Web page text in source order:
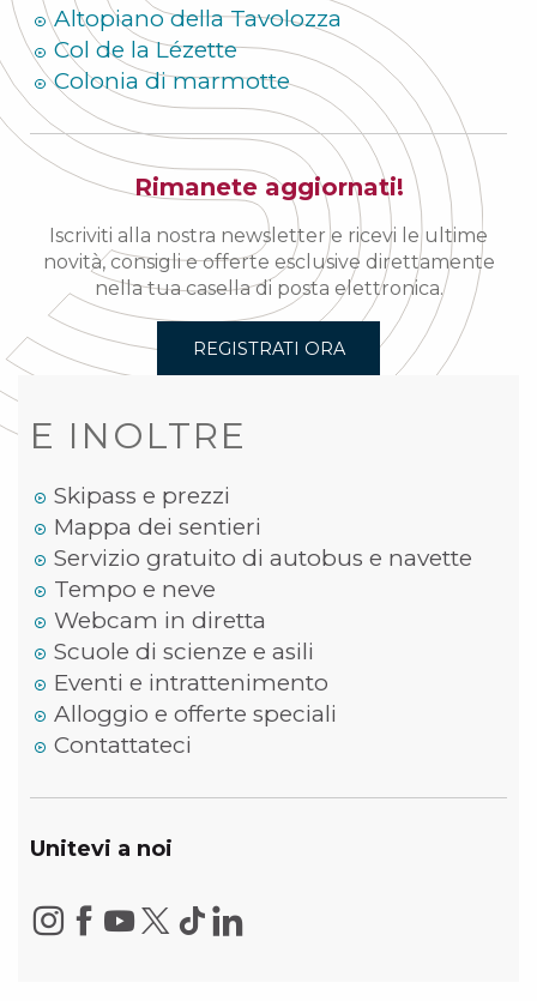
Altopiano della Tavolozza
Col de la Lézette
Colonia di marmotte
Rimanete aggiornati!
Iscriviti alla nostra newsletter e ricevi le ultime
novità, consigli e offerte esclusive direttamente
nella tua casella di posta elettronica.
REGISTRATI ORA
E INOLTRE
Skipass e prezzi
Mappa dei sentieri
Servizio gratuito di autobus e navette
Tempo e neve
Webcam in diretta
Scuole di scienze e asili
Eventi e intrattenimento
Alloggio e offerte speciali
Contattateci
Unitevi a noi